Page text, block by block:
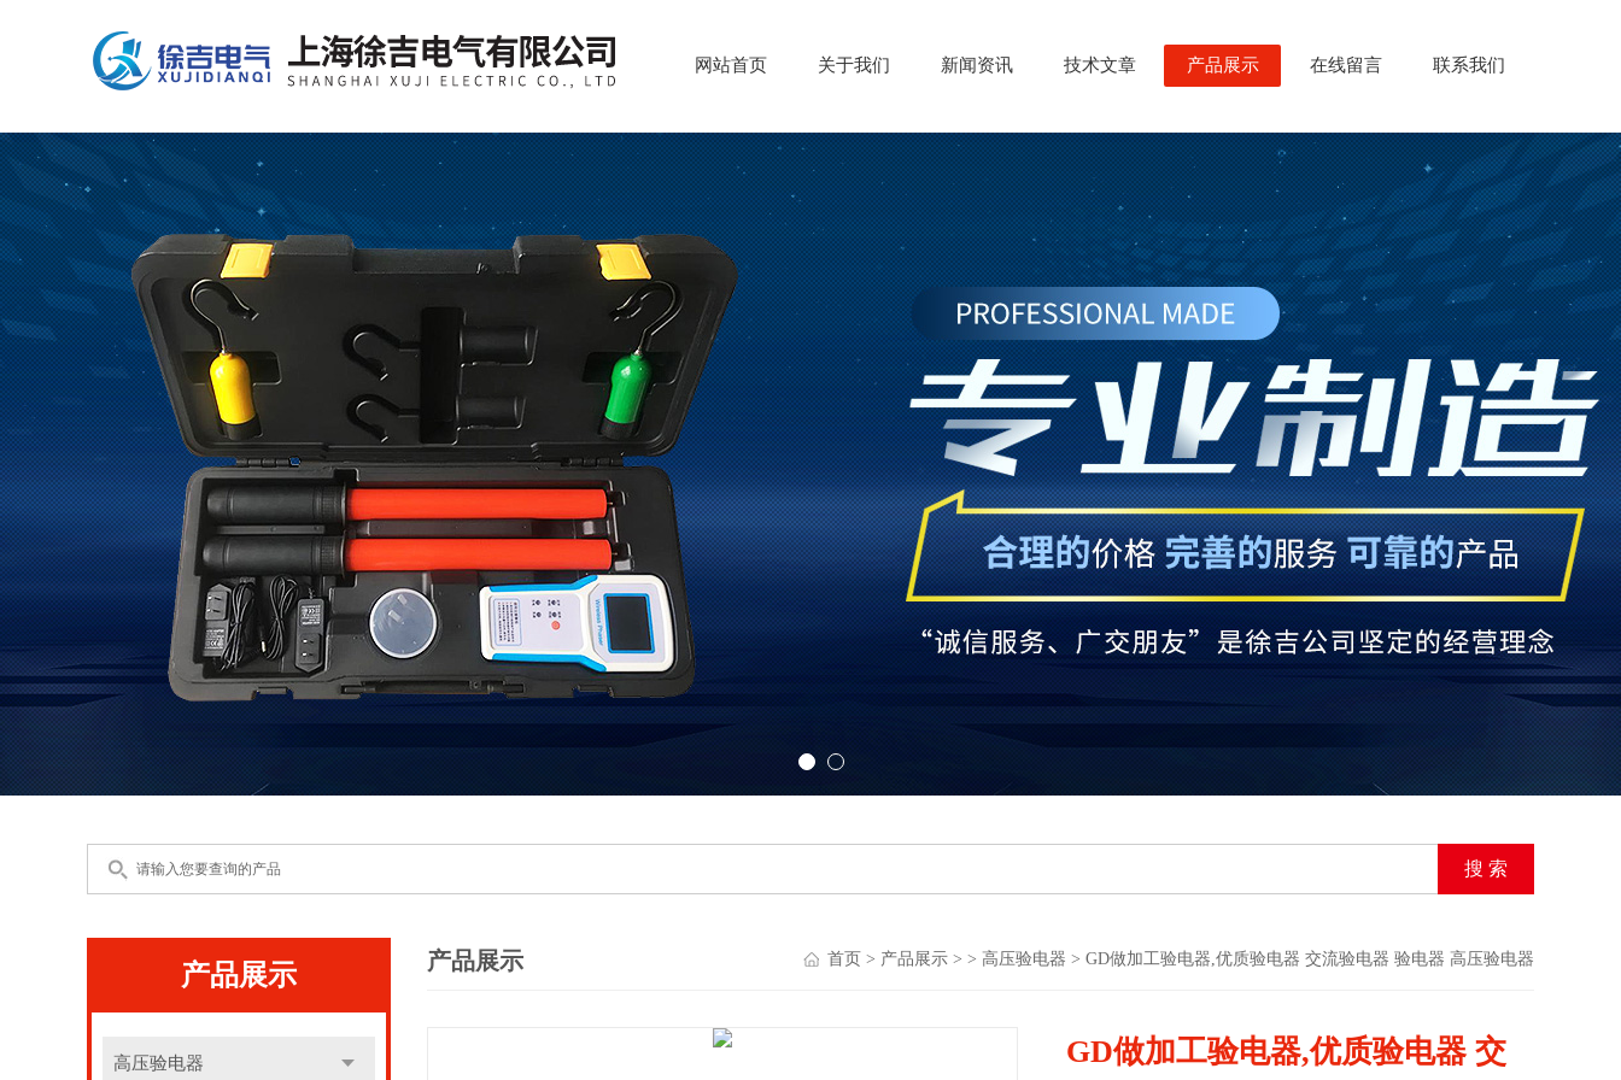
网站首页 关于我们 新闻资讯 技术文章 产品展示 在线留言 联系我们
产品展示
高压验电器
产品展示 首页 > 产品展示 > > 高压验电器 > GD做加工验电器,优质验电器 交流验电器 验电器 高压验电器
GD做加工验电器,优质验电器 交